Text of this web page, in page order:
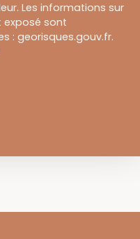
Les informations sur
exposé sont
: georisques.gouv.fr.